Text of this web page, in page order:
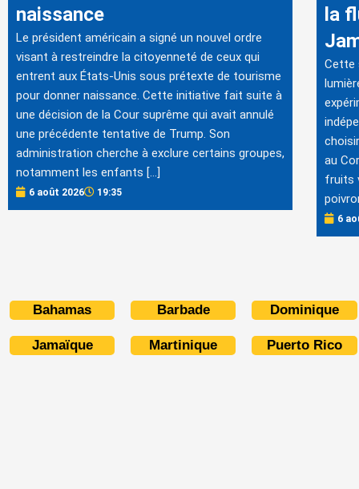
naissance
Le président américain a signé un nouvel ordre
visant à restreindre la citoyenneté de ceux qui
entrent aux États-Unis sous prétexte de tourisme
pour donner naissance. Cette initiative fait suite à
une décision de la Cour suprême qui avait annulé
une précédente tentative de Trump. Son
administration cherche à exclure certains groupes,
notamment les enfants […]
6 août 2026 19:35
la
Cette
au
fruits
6
Bahamas Barbade Dominique
Jamaïque Martinique Puerto Rico